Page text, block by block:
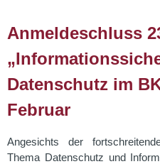
Anmeldeschluss
Datenschutz im
Februar
Angesichts der
Thema Datenschutz und